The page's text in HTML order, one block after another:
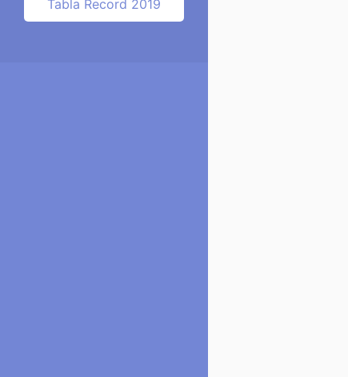
Tabla Record 2019